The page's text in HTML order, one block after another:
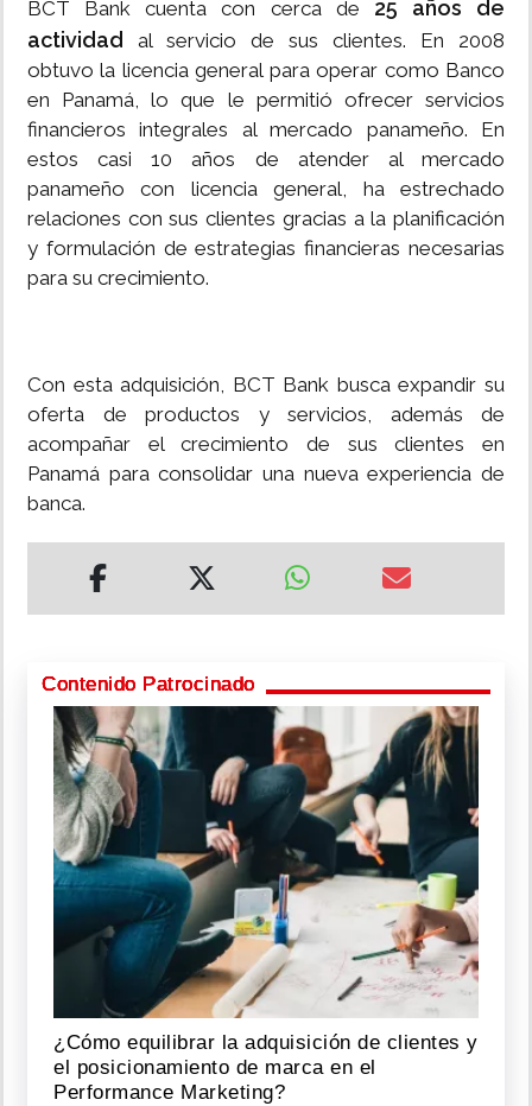
BCT Bank cuenta con cerca de 25 años de
actividad
al servicio de sus clientes. En 2008
obtuvo la licencia general para operar como Banco
en Panamá, lo que le permitió ofrecer servicios
financieros integrales al mercado panameño. En
estos casi 10 años de atender al mercado
panameño con licencia general, ha estrechado
relaciones con sus clientes gracias a la planificación
y formulación de estrategias financieras necesarias
para su crecimiento.
Con esta adquisición, BCT Bank busca expandir su
oferta de productos y servicios, además de
acompañar el crecimiento de sus clientes en
Panamá para consolidar una nueva experiencia de
banca.
Contenido Patrocinado
¿Cómo equilibrar la adquisición de clientes y
el posicionamiento de marca en el
Performance Marketing?